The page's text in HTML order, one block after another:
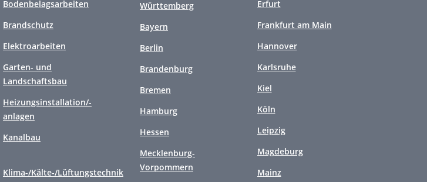
Bodenbelagsarbeiten
Brandschutz
Elektroarbeiten
Garten- und
Landschaftsbau
Heizungsinstallation/-
anlagen
Kanalbau
Klima-/Kälte-/Lüftungstechnik
Württemberg
Bayern
Berlin
Brandenburg
Bremen
Hamburg
Hessen
Mecklenburg-
Vorpommern
Erfurt
Frankfurt am Main
Hannover
Karlsruhe
Kiel
Köln
Leipzig
Magdeburg
Mainz